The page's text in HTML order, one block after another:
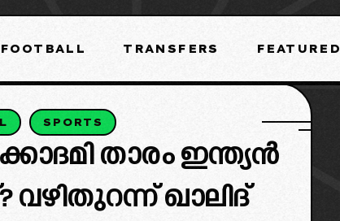
FOOTBALL TRANSFERS FEATURED
SPORTS
താരം ഇന്ത്യൻ
വഴിതുറന്ന് ഖാലിദ്